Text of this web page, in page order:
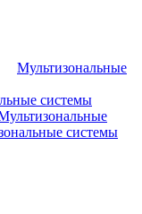
Мультизональные
системы
системы